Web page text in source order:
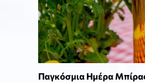
Παγκόσμια Ημέρα